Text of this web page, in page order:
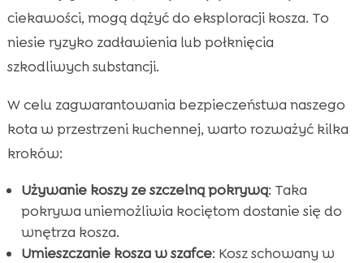
ciekawości, mogą dążyć do eksploracji kosza. To
niesie ryzyko zadławienia lub połknięcia
szkodliwych substancji.
W celu zagwarantowania bezpieczeństwa naszego
kota w przestrzeni kuchennej, warto rozważyć kilka
kroków:
Używanie koszy ze szczelną pokrywą: Taka
pokrywa uniemożliwia kociętom dostanie się do
wnętrza kosza.
Umieszczanie kosza w szafce: Kosz schowany w